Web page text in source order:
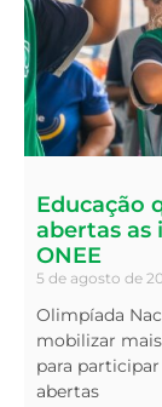
Educação
abertas as
ONEE
5 de agosto de
Olimpíada
mobilizar
para
abertas